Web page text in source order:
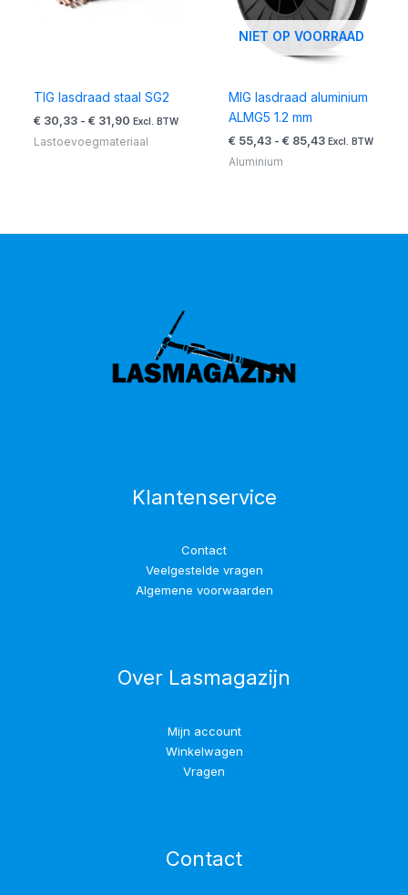
TIG lasdraad staal SG2
€ 30,33 - € 31,90 Excl. BTW
Lastoevoegmateriaal
NIET OP VOORRAAD
MIG lasdraad aluminium
ALMG5 1.2 mm
€ 55,43 - € 85,43 Excl. BTW
Aluminium
Klantenservice
Contact
Veelgestelde vragen
Algemene voorwaarden
Over Lasmagazijn
Mijn account
Winkelwagen
Vragen
Contact